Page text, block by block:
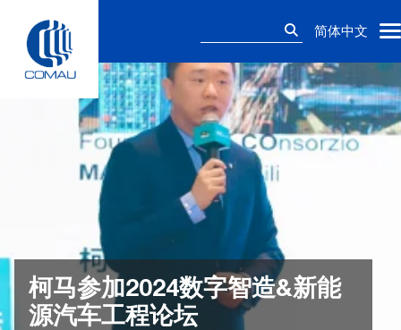
content
简体中文
柯马参加2024数字智造&新能
源汽车工程论坛